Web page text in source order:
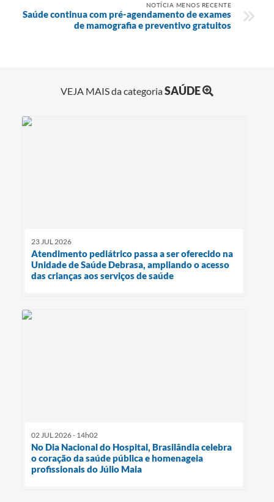
NOTÍCIA MENOS RECENTE
Saúde continua com pré-agendamento de exames
de mamografia e preventivo gratuitos
VEJA MAIS da categoriaSAÚDE
23 JUL 2026
Atendimento pediátrico passa a ser oferecido na
Unidade de Saúde Debrasa, ampliando o acesso
das crianças aos serviços de saúde
02 JUL 2026 - 14h02
No Dia Nacional do Hospital, Brasilândia celebra
o coração da saúde pública e homenageia
profissionais do Júlio Maia